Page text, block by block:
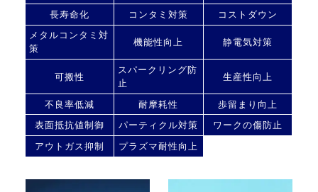
長寿命化
コンタミ対策
コストダウン
メタルコンタミ対
策
機能性向上 静電気対策
可搬性
スパークリング防
止
生産性向上
不良率低減 耐摩耗性
歩留まり向上
表面抵抗値制御
パーティクル対策
ワークの傷防止
アウトガス抑制
プラズマ耐性向上